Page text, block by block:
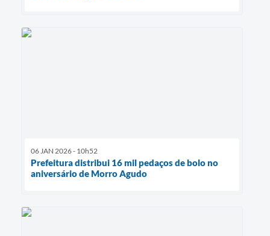
06 JAN 2026 - 10h52
Prefeitura distribui 16 mil pedaços de bolo no
aniversário de Morro Agudo